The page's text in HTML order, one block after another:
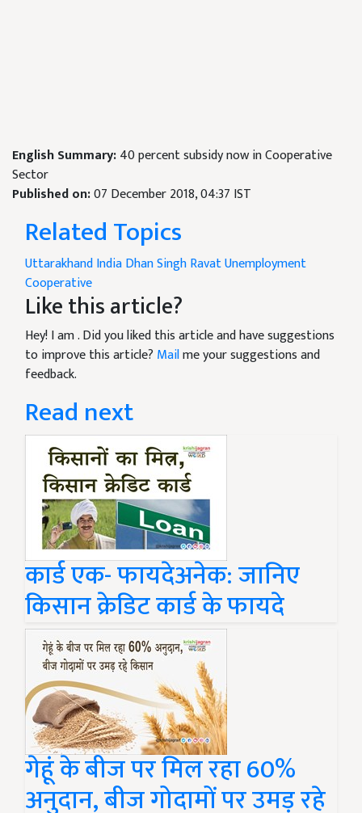
English Summary:40 percent subsidy now in Cooperative
Sector
Published on:07 December 2018, 04:37 IST
Related Topics
UttarakhandIndiaDhan Singh RavatUnemployment
Cooperative
Like this article?
Hey! I am. Did you liked this article and have suggestions
to improve this article? Mailme your suggestions and
feedback.
Read next
कार्ड एक- फायदेअनेक: जानिए
किसान क्रेडिट कार्ड के फायदे
गेहूं के बीज पर मिल रहा 60%
अनुदान, बीज गोदामों पर उमड़ रहे